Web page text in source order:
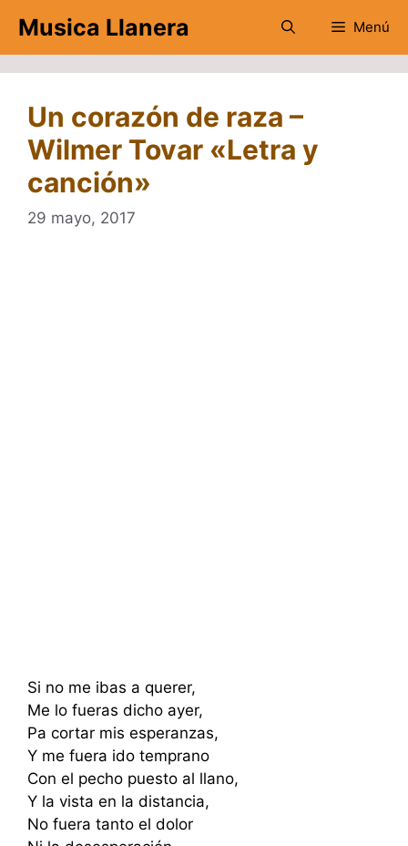
contenido
Musica Llanera Menú
Un corazón de raza –
Wilmer Tovar «Letra y
canción»
29 mayo, 2017
Si no me ibas a querer,
Me lo fueras dicho ayer,
Pa cortar mis esperanzas,
Y me fuera ido temprano
Con el pecho puesto al llano,
Y la vista en la distancia,
No fuera tanto el dolor